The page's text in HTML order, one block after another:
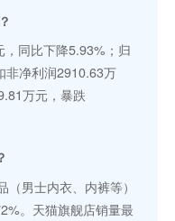
同比下降5.93%；归
非净利润2910.63万
万元，暴跌
男士内衣、内裤等）
。天猫旗舰店销量最